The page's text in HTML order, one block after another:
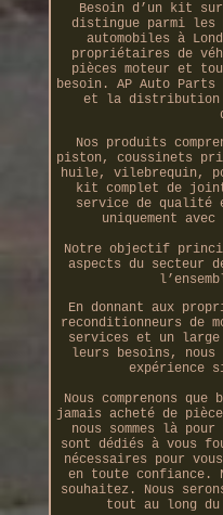
Besoin d’un kit
distingue parmi
automobiles à
propriétaires de
pièces moteur et
besoin. AP Auto
et la distribution
Nos produits
piston, coussinets
huile, vilebrequin,
kit complet de
service de
uniquement
Notre objectif
aspects du secteur
En donnant aux
reconditionneurs de
services et un
leurs besoins, nous
expérience
Nous comprenons
jamais acheté de
nous sommes là
sont dédiés à vous
nécessaires pour
en toute confiance.
souhaitez. Nous
tout au long du